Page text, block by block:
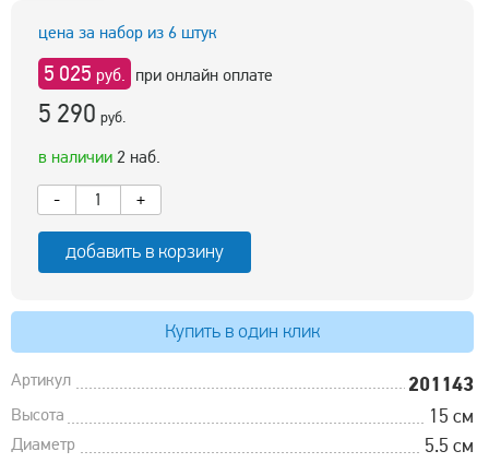
цена за набор из 6 штук
5 025 руб. при онлайн оплате
5 290 руб.
в наличии 2 наб.
-
+
добавить в корзину
Купить в один клик
Артикул 201143
Высота 15 см
Диаметр 5.5 см